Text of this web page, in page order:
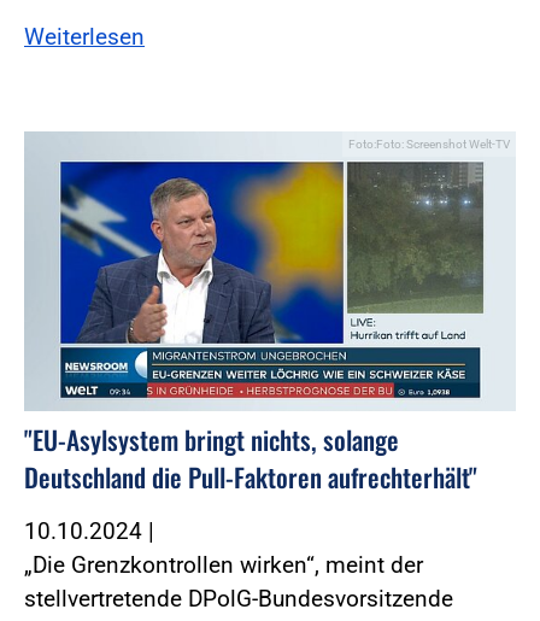
Weiterlesen
Foto:Foto: Screenshot Welt-TV
"EU-Asylsystem bringt nichts, solange
Deutschland die Pull-Faktoren aufrechterhält"
10.10.2024 |
„Die Grenzkontrollen wirken“, meint der
stellvertretende DPolG-Bundesvorsitzende